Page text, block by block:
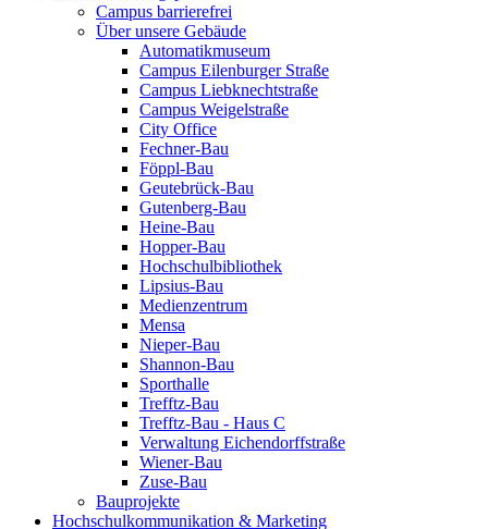
Campus barrierefrei
Über unsere Gebäude
Automatikmuseum
Campus Eilenburger Straße
Campus Liebknechtstraße
Campus Weigelstraße
City Office
Fechner-Bau
Föppl-Bau
Geutebrück-Bau
Gutenberg-Bau
Heine-Bau
Hopper-Bau
Hochschulbibliothek
Lipsius-Bau
Medienzentrum
Mensa
Nieper-Bau
Shannon-Bau
Sporthalle
Trefftz-Bau
Trefftz-Bau - Haus C
Verwaltung Eichendorffstraße
Wiener-Bau
Zuse-Bau
Bauprojekte
Hochschulkommunikation & Marketing